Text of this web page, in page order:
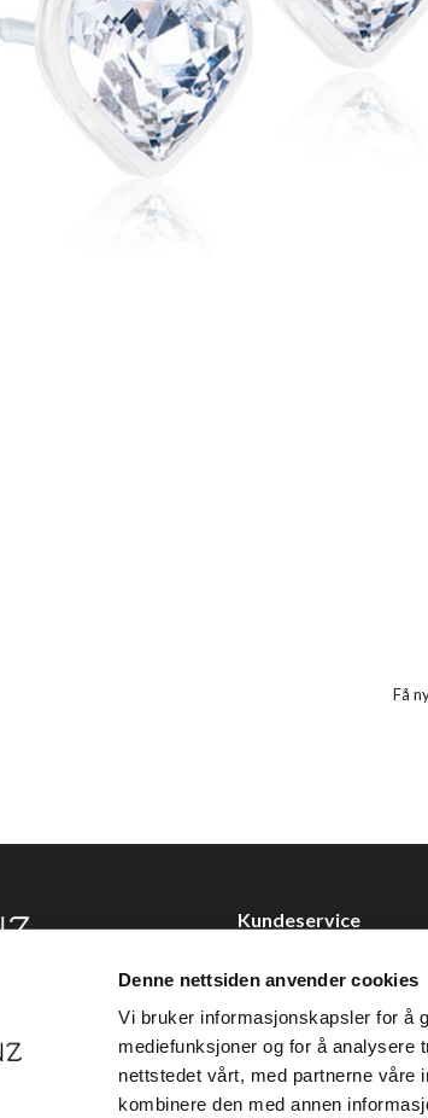
Denne nettsiden anvender cookies
Vi bruker informasjonskapsler for å
mediefunksjoner og for å analysere
nettstedet vårt, med partnerne våre
kombinere den med annen
Få
er en solid totalleverandør av
profesjonelle produkter til
Kundeservice
Kjøpsvilkår
Personvern
Holtegata 26, 0355 Oslo